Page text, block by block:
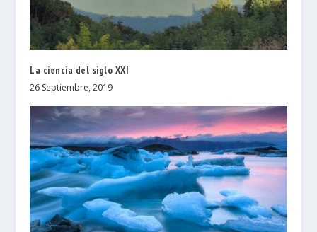
La ciencia del siglo XXI
26 Septiembre, 2019